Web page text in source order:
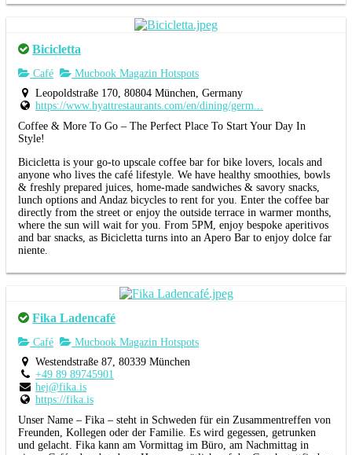
Bicicletta
Café
Mucbook Magazin Hotspots
Leopoldstraße 170, 80804 München, Germany
https://www.hyattrestaurants.com/en/dining/germ...
Coffee & More To Go – The Perfect Place To Start Your Day In
Style!
Bicicletta is your go-to upscale coffee bar for bike lovers, locals and
anyone who lives the café lifestyle. We have healthy smoothies, bowls
& freshly prepared juices, home-made sandwiches & savory snacks,
lunch options and Andaz bicycles to rent for you. Enter the coffee bar
directly from the street or enjoy the outside terrace in warmer months,
where the sun will wait for you. From 5PM, enjoy bespoke aperitivos
and bar snacks, as Bicicletta turns into an Apero Bar to enjoy dolce far
niente.
Fika Ladencafé
Café
Mucbook Magazin Hotspots
Westendstraße 87, 80339 München
+49 89 89745901
hej@fika.is
https://fika.is
Unser Name – Fika – steht in Schweden für ein Zusammentreffen von
Freunden, Kollegen oder der Familie. Es wird gegessen, getrunken
und gelacht. Fika kann am Vormittag im Büro, am Nachmittag in